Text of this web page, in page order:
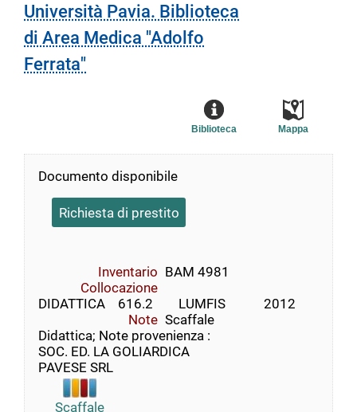
Università Pavia. Biblioteca
di Area Medica "Adolfo
Ferrata"
Mappa
Biblioteca
Documento disponibile
Richiesta di prestito
Inventario BAM 4981
Collocazione
DIDATTICA    616.2        LUMFIS            2012
Note Scaffale
Didattica; Note provenienza :
SOC. ED. LA GOLIARDICA
PAVESE SRL
Scaffale